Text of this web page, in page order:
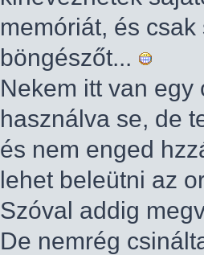
memóriát, és
böngészőt...
Nekem itt van
használva se, de
és nem enged
lehet beleütni az
Szóval addig
De nemrég